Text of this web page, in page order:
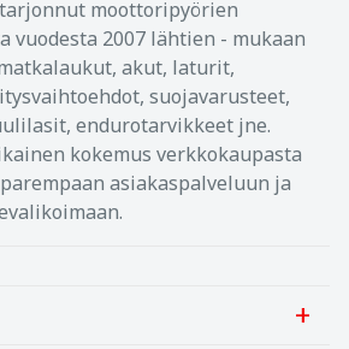
moottoripyörien
vuodesta 2007 lähtien - mukaan
akut, laturit,
suojavarusteet,
endurotarvikkeet jne.
kokemus verkkokaupasta
asiakaspalveluun ja